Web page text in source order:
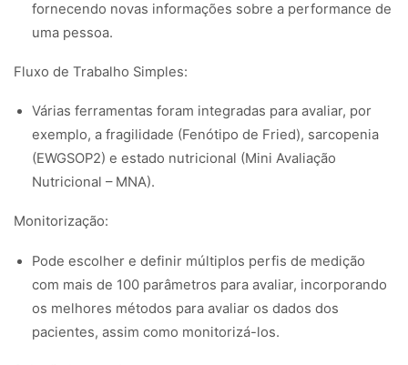
fornecendo novas informações sobre a performance de
uma pessoa.
Fluxo de Trabalho Simples:
Várias ferramentas foram integradas para avaliar, por
exemplo, a fragilidade (Fenótipo de Fried), sarcopenia
(EWGSOP2) e estado nutricional (Mini Avaliação
Nutricional – MNA).
Monitorização:
Pode escolher e definir múltiplos perfis de medição
com mais de 100 parâmetros para avaliar, incorporando
os melhores métodos para avaliar os dados dos
pacientes, assim como monitorizá-los.